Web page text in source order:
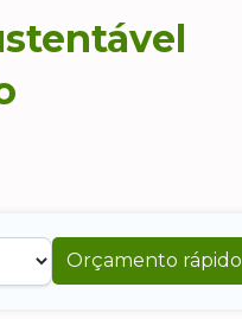
Orçamento rápido